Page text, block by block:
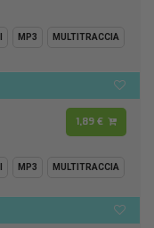
MP3 MULTITRACCIA
1,89 €
MP3 MULTITRACCIA